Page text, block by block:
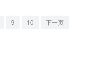
9 10
下一页